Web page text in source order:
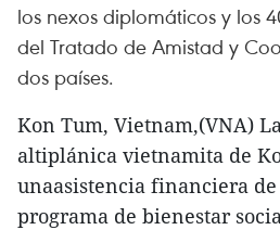
los nexos diplomáticos y los
del Tratado de Amistad y
dos países.
Kon Tum, Vietnam,(VNA)
altiplánica vietnamita de
unaasistencia financiera
programa de bienestar